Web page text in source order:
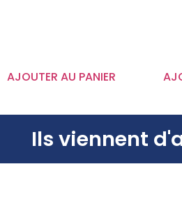
AJOUTER AU PANIER
Ils viennent